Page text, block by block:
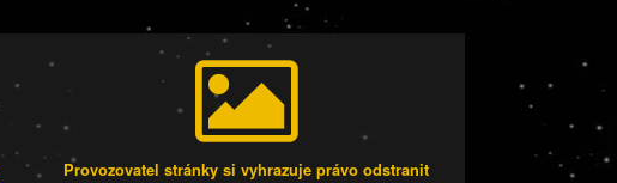
Provozovatel stránky si vyhrazuje právo odstranit